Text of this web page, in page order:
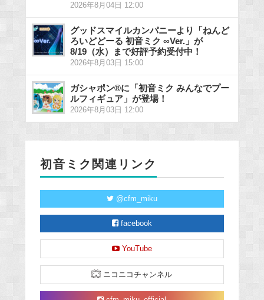
2026年8月04日 12:00
グッドスマイルカンパニーより「ねんど
ろいどどーる 初音ミク ∞Ver.」が
8/19（水）まで好評予約受付中！
2026年8月03日 15:00
ガシャポン®に「初音ミク みんなでプー
ルフィギュア」が登場！
2026年8月03日 12:00
初音ミク関連リンク
@cfm_miku
facebook
YouTube
ニコニコチャンネル